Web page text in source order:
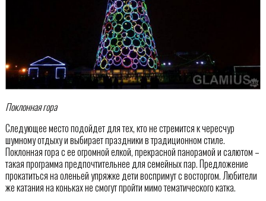
Поклонная гора
Следующее место подойдет для тех, кто не стремится к чересчур
шумному отдыху и выбирает праздники в традиционном стиле.
Поклонная гора с ее огромной елкой, прекрасной панорамой и салютом –
такая программа предпочтительнее для семейных пар. Предложение
прокатиться на оленьей упряжке дети воспримут с восторгом. Любители
же катания на коньках не смогут пройти мимо тематического катка.